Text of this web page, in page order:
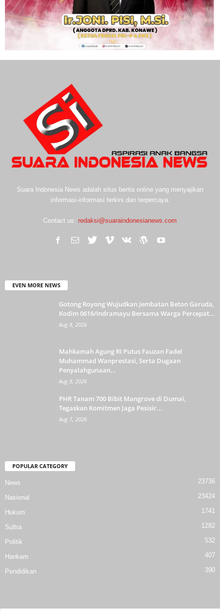
Suara Indonesia News adalah situs berita online yang menyajikan
informasi-informasi terkini dan terpercaya.
Contact us: redaksi@suaraindonesianews.com
EVEN MORE NEWS
Gotong Royong Wujudkan Jembatan Beton Garuda,
Kodim 0616/Indramayu Bersama Warga Percepat...
Aug 8, 2026
Mahkamah Agung RI Putus Fauzan Fadel
Muhammad Wanprestasi, Serta Dugaan
Penyalahgunaan...
Aug 8, 2026
PHR Tanam 700 Bibit Mangrove di Dumai,
Tegaskan Komitmen Jaga Pesisir...
Aug 7, 2026
POPULAR CATEGORY
News 23736
Nasional 23424
Hukum 1741
Sultra 1282
Politik 532
Hankam 407
Pendidikan 390